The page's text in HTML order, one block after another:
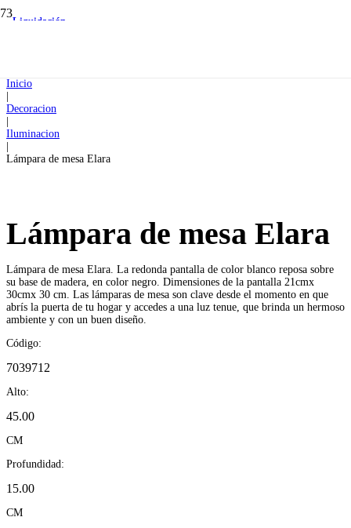
Inicio
Decoracion
Iluminacion
Lámpara de mesa Elara
Lámpara de mesa Elara
Lámpara de mesa Elara. La redonda pantalla de color blanco reposa sobre
su base de madera, en color negro. Dimensiones de la pantalla 21cmx
30cmx 30 cm. Las lámparas de mesa son clave desde el momento en que
abrís la puerta de tu hogar y accedes a una luz tenue, que brinda un hermoso
ambiente y con un buen diseño.
Código:
7039712
Alto:
45.00
CM
Profundidad:
15.00
CM
Liquidación
Liquidación